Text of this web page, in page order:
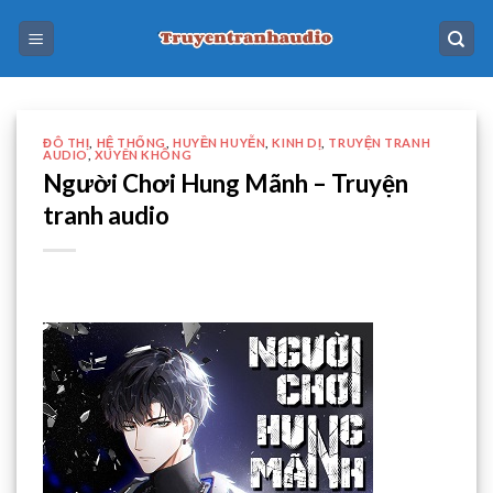
ĐÔ THỊ HỆ THỐNG ,HUYỀN HUYỄN ,KINH DỊ TRUYỆN TRANH
AUDIO, XUYÊN KHÔNG
Người Chơi Hung Mãnh – Truyện
tranh audio